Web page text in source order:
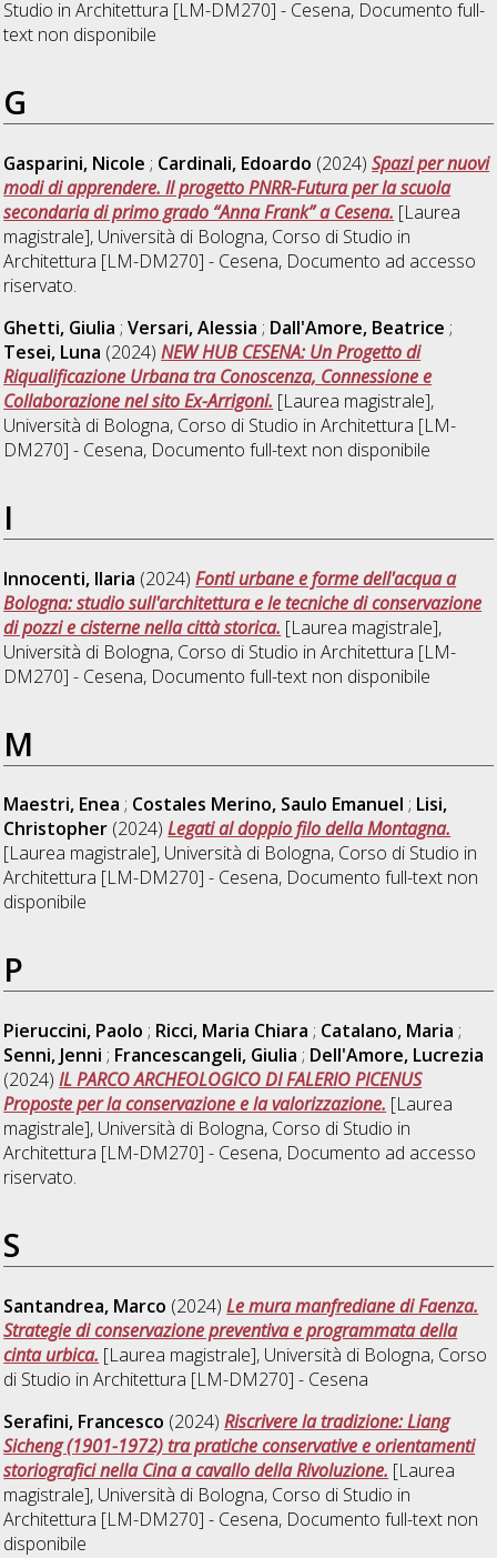
Studio inArchitettura [LM-DM270] - Cesena, Documento full-
text non disponibile
G
Gasparini, Nicole ; Cardinali, Edoardo (2024)Spazi per nuovi
modi di apprendere. Il progetto PNRR-Futura per la scuola
secondaria di primo grado “Anna Frank” a Cesena. [Laurea
magistrale], Università di Bologna, Corso di Studio in
Architettura [LM-DM270] - Cesena, Documento ad accesso
riservato.
Ghetti, Giulia ;Versari, Alessia ; Dall'Amore, Beatrice ;
Tesei, Luna (2024)NEW HUB CESENA: Un Progetto di
Riqualificazione Urbana tra Conoscenza, Connessione e
Collaborazione nel sito Ex-Arrigoni. [Laurea magistrale],
Università di Bologna, Corso di Studio inArchitettura [LM-
DM270] - Cesena, Documento full-text non disponibile
I
Innocenti, Ilaria (2024)Fonti urbane e forme dell'acqua a
Bologna: studio sull'architettura e le tecniche di conservazione
di pozzi e cisterne nella città storica. [Laurea magistrale],
Università di Bologna, Corso di Studio inArchitettura [LM-
DM270] - Cesena, Documento full-text non disponibile
M
Maestri, Enea ; Costales Merino, Saulo Emanuel ; Lisi,
Christopher (2024)Legati al doppio filo della Montagna.
[Laurea magistrale], Università di Bologna, Corso di Studio in
Architettura [LM-DM270] - Cesena, Documento full-text non
disponibile
P
Pieruccini, Paolo ; Ricci, Maria Chiara ; Catalano, Maria ;
Senni, Jenni ; Francescangeli, Giulia ; Dell'Amore, Lucrezia
(2024)IL PARCO ARCHEOLOGICO DI FALERIO PICENUS
Proposte per la conservazione e la valorizzazione. [Laurea
magistrale], Università di Bologna, Corso di Studio in
Architettura [LM-DM270] - Cesena, Documento ad accesso
riservato.
S
Santandrea, Marco (2024)Le mura manfrediane di Faenza.
Strategie di conservazione preventiva e programmata della
cinta urbica. [Laurea magistrale], Università di Bologna, Corso
di Studio inArchitettura [LM-DM270] - Cesena
Serafini, Francesco (2024)Riscrivere la tradizione: Liang
Sicheng (1901-1972) tra pratiche conservative e orientamenti
storiografici nella Cina a cavallo della Rivoluzione. [Laurea
magistrale], Università di Bologna, Corso di Studio in
Architettura [LM-DM270] - Cesena, Documento full-text non
disponibile